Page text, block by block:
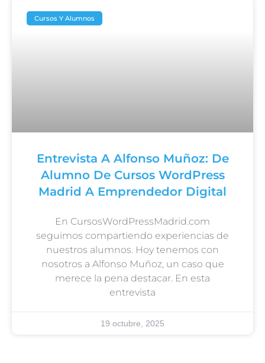
Cursos Y Alumnos
Entrevista A Alfonso Muñoz: De
Alumno De Cursos WordPress
Madrid A Emprendedor Digital
En CursosWordPressMadrid.com
seguimos compartiendo experiencias de
nuestros alumnos. Hoy tenemos con
nosotros a Alfonso Muñoz, un caso que
merece la pena destacar. En esta
entrevista
19 octubre, 2025